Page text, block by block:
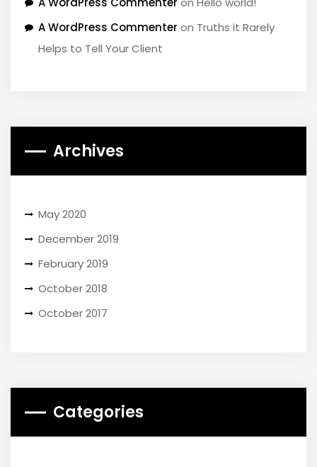
A WordPress Commenter on Truths it Rarely
Helps to Tell Your Client
Archives
May 2020
December 2019
February 2019
October 2018
October 2017
Categories